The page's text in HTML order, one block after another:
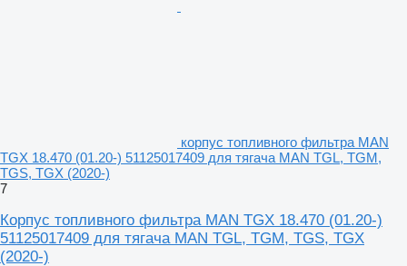
корпус топливного фильтра MAN
TGX 18.470 (01.20-) 51125017409 для тягача MAN TGL, TGM,
TGS, TGX (2020-)
7
Корпус топливного фильтра MAN TGX 18.470 (01.20-)
51125017409 для тягача MAN TGL, TGM, TGS, TGX
(2020-)